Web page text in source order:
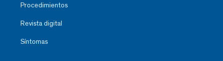
Procedimientos
Revista digital
Síntomas